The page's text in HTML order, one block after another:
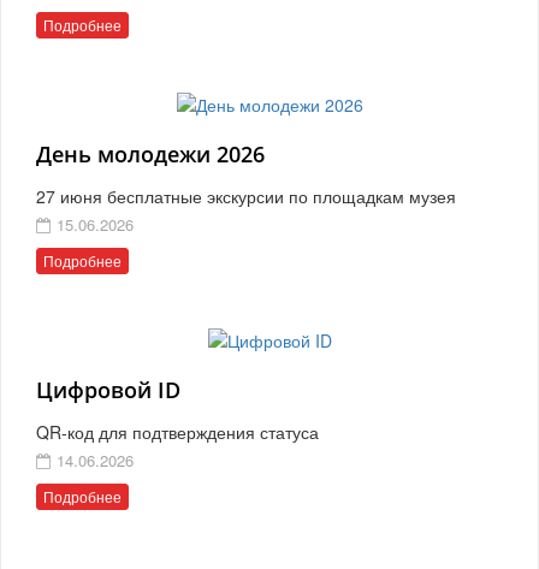
Подробнее
День молодежи 2026
27 июня бесплатные экскурсии по площадкам музея
15.06.2026
Подробнее
Цифровой ID
QR-код для подтверждения статуса
14.06.2026
Подробнее